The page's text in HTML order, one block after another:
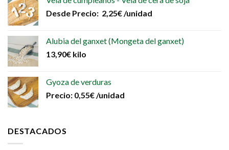
Desde Precio: 2,25€/unidad
Alubia del ganxet (Mongeta del ganxet)
13,90€ kilo
Gyoza de verduras
Precio: 0,55€/unidad
DESTACADOS